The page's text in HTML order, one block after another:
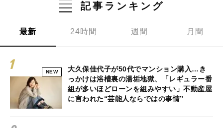
記事ランキング
最新 24時間 週間 月間
NEW
大久保佳代子が50代でマンション購入…き
っかけは浴槽裏の湯垢地獄、「レギュラー番
組が多いほどローンを組みやすい」不動産屋
に言われた“芸能人ならではの事情”